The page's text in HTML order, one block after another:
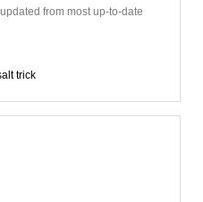
from most up-to-date
trick